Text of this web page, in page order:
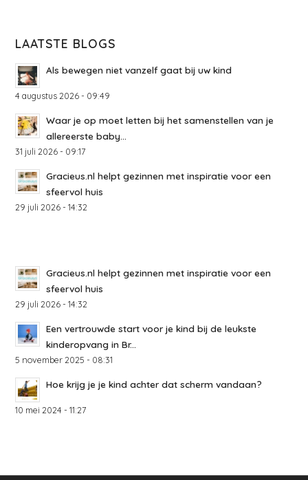
LAATSTE BLOGS
Als bewegen niet vanzelf gaat bij uw kind
4 augustus 2026 - 09:49
Waar je op moet letten bij het samenstellen van je
allereerste baby...
31 juli 2026 - 09:17
Gracieus.nl helpt gezinnen met inspiratie voor een
sfeervol huis
29 juli 2026 - 14:32
Gracieus.nl helpt gezinnen met inspiratie voor een
sfeervol huis
29 juli 2026 - 14:32
Een vertrouwde start voor je kind bij de leukste
kinderopvang in Br...
5 november 2025 - 08:31
Hoe krijg je je kind achter dat scherm vandaan?
10 mei 2024 - 11:27